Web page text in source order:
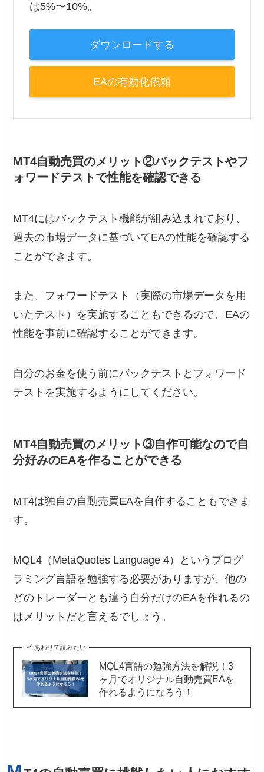
は5%〜10%。
ダウンロードする
EAの有効化依頼
MT4自動売買のメリット②バックテストやフ
ォワードテストで性能を確認できる
MT4にはバックテスト機能が組み込まれており、
過去の市場データに基づいてEAの性能を確認する
ことができます。
また、フォワードテスト（実際の市場データを用
いたテスト）を実施することもできるので、EAの
性能を事前に確認することができます。
自分のお金を使う前にバックテストとフォワード
テストを実施するようにしてください。
MT4自動売買のメリット③自作可能なので自
分好みのEAを作ることができる
MT4は独自の自動売買EAを自作することもできま
す。
MQL4（MetaQuotes Language 4）というプログ
ラミング言語を勉強する必要がありますが、他の
どのトレーダーとも違う自分だけのEAを作れるの
はメリットだと言えるでしょう。
あわせて読みたい
MQL4言語の勉強方法を解説！3
ヶ月でオリジナル自動売買EAを
作れるようになろう！